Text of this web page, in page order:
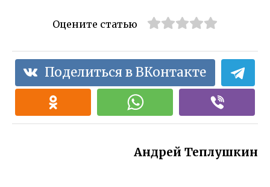
Оцените статью
Поделиться в ВКонтакте
Андрей Теплушкин